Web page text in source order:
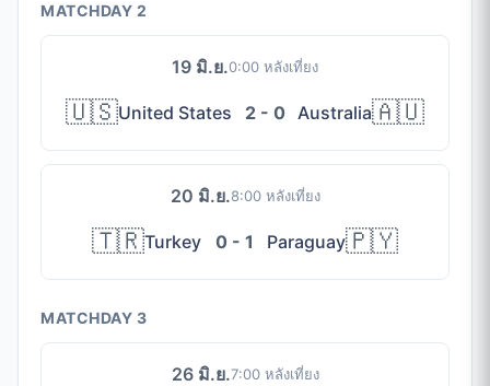
MATCHDAY 2
19 มิ.ย.0:00 หลังเที่ยง
🇺🇸United States 2 - 0 Australia🇦🇺
20 มิ.ย.8:00 หลังเที่ยง
🇹🇷Turkey 0 - 1 Paraguay🇵🇾
MATCHDAY 3
26 มิ.ย.7:00 หลังเที่ยง